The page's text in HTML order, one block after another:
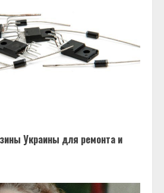
Украины для ремонта и